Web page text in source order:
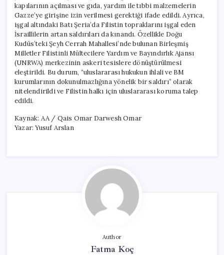
kapılarının açılması ve gıda, yardım ile tıbbi malzemelerin
Gazze’ye girişine izin verilmesi gerektiği ifade edildi. Ayrıca,
işgal altındaki Batı Şeria’da Filistin topraklarını işgal eden
İsraillilerin artan saldırıları da kınandı. Özellikle Doğu
Kudüs’teki Şeyh Cerrah Mahallesi’nde bulunan Birleşmiş
Milletler Filistinli Mültecilere Yardım ve Bayındırlık Ajansı
(UNRWA) merkezinin askeri tesislere dönüştürülmesi
eleştirildi. Bu durum, “uluslararası hukukun ihlali ve BM
kurumlarının dokunulmazlığına yönelik bir saldırı” olarak
nitelendirildi ve Filistin halkı için uluslararası koruma talep
edildi.
Kaynak: AA / Qais Omar Darwesh Omar
Yazar: Yusuf Arslan
Author
Fatma Koç